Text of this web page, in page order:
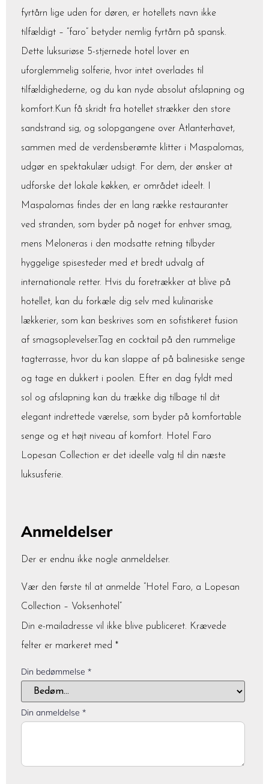
fyrtårn lige uden for døren, er hotellets navn ikke
tilfældigt – “faro” betyder nemlig fyrtårn på spansk.
Dette luksuriøse 5-stjernede hotel lover en
uforglemmelig solferie, hvor intet overlades til
tilfældighederne, og du kan nyde absolut afslapning og
komfort.Kun få skridt fra hotellet strækker den store
sandstrand sig, og solopgangene over Atlanterhavet,
sammen med de verdensberømte klitter i Maspalomas,
udgør en spektakulær udsigt. For dem, der ønsker at
udforske det lokale køkken, er området ideelt. I
Maspalomas findes der en lang række restauranter
ved stranden, som byder på noget for enhver smag,
mens Meloneras i den modsatte retning tilbyder
hyggelige spisesteder med et bredt udvalg af
internationale retter. Hvis du foretrækker at blive på
hotellet, kan du forkæle dig selv med kulinariske
lækkerier, som kan beskrives som en sofistikeret fusion
af smagsoplevelser.Tag en cocktail på den rummelige
tagterrasse, hvor du kan slappe af på balinesiske senge
og tage en dukkert i poolen. Efter en dag fyldt med
sol og afslapning kan du trække dig tilbage til dit
elegant indrettede værelse, som byder på komfortable
senge og et højt niveau af komfort. Hotel Faro
Lopesan Collection er det ideelle valg til din næste
luksusferie.
Anmeldelser
Der er endnu ikke nogle anmeldelser.
Vær den første til at anmelde “Hotel Faro, a Lopesan
Collection – Voksenhotel”
Din e-mailadresse vil ikke blive publiceret. Krævede
felter er markeret med *
Din bedømmelse *
Din anmeldelse *